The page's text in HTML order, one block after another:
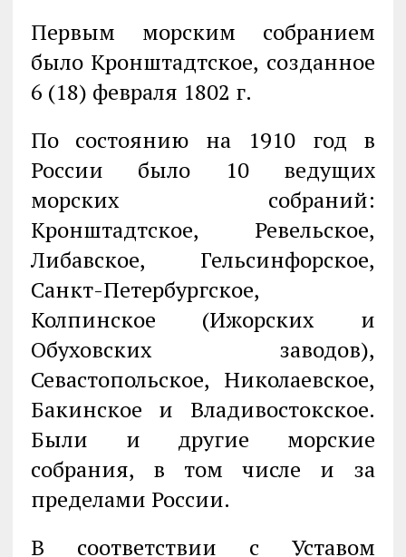
Первым морским собранием
было Кронштадтское, созданное
6 (18) февраля 1802 г.
По состоянию на 1910 год в
России было 10 ведущих
морских собраний:
Кронштадтское, Ревельское,
Либавское, Гельсинфорское,
Санкт-Петербургское,
Колпинское (Ижорских и
Обуховских заводов),
Севастопольское, Николаевское,
Бакинское и Владивостокское.
Были и другие морские
собрания, в том числе и за
пределами России.
В соответствии с Уставом